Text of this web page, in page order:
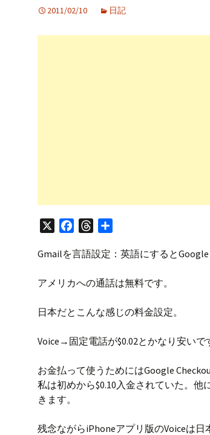
キ
プ
2011/02/10 日記
c
b
o
r
a
s
Gmailを言語設定：英語にすると
アメリカへの通話は無料です。
日本だとこんな感じの料金設定。
Voice→固定電話が$0.02とかなり安いで
お金払って使うためにはGoogle
私は初めから$0.10入金されていた。
きます。
残念ながらiPhoneアプリ版のVoiceは日